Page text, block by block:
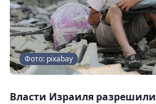
Фото: pixabay
Власти Израиля